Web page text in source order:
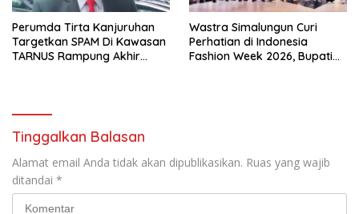
Perumda Tirta Kanjuruhan
Targetkan SPAM Di Kawasan
TARNUS Rampung Akhir
Wastra Simalungun Curi
Perhatian di Indonesia
Fashion Week 2026, Bupati
Tinggalkan Balasan
Alamat email Anda tidak akan dipublikasikan. Ruas yang wajib
ditandai *